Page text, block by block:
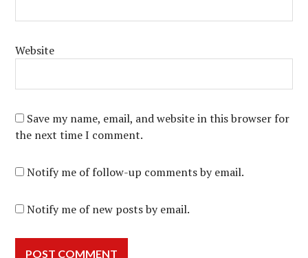
Website
Save my name, email, and website in this browser for
the next time I comment.
Notify me of follow-up comments by email.
Notify me of new posts by email.